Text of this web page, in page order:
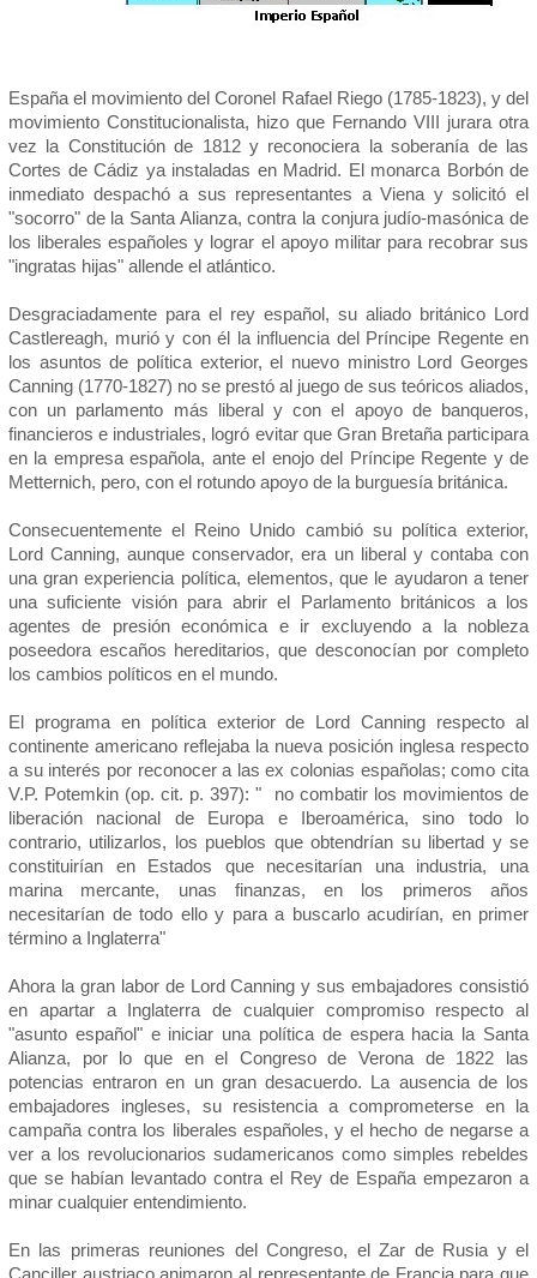
España el movimiento del Coronel Rafael Riego (1785-1823), y del
movimiento Constitucionalista, hizo que Fernando VIII jurara otra
vez la Constitución de 1812 y reconociera la soberanía de las
Cortes de Cádiz ya instaladas en Madrid. El monarca Borbón de
inmediato despachó a sus representantes a Viena y solicitó el
"socorro" de la Santa Alianza, contra la conjura judío-masónica de
los liberales españoles y lograr el apoyo militar para recobrar sus
"ingratas hijas" allende el atlántico.
Desgraciadamente para el rey español, su aliado británico Lord
Castlereagh, murió y con él la influencia del Príncipe Regente en
los asuntos de política exterior, el nuevo ministro Lord Georges
Canning (1770-1827) no se prestó al juego de sus teóricos aliados,
con un parlamento más liberal y con el apoyo de banqueros,
financieros e industriales, logró evitar que Gran Bretaña participara
en la empresa española, ante el enojo del Príncipe Regente y de
Metternich, pero, con el rotundo apoyo de la burguesía británica.
Consecuentemente el Reino Unido cambió su política exterior,
Lord Canning, aunque conservador, era un liberal y contaba con
una gran experiencia política, elementos, que le ayudaron a tener
una suficiente visión para abrir el Parlamento británicos a los
agentes de presión económica e ir excluyendo a la nobleza
poseedora escaños hereditarios, que desconocían por completo
los cambios políticos en el mundo.
El programa en política exterior de Lord Canning respecto al
continente americano reflejaba la nueva posición inglesa respecto
a su interés por reconocer a las ex colonias españolas; como cita
V.P. Potemkin (op. cit. p. 397): " no combatir los movimientos de
liberación nacional de Europa e Iberoamérica, sino todo lo
contrario, utilizarlos, los pueblos que obtendrían su libertad y se
constituirían en Estados que necesitarían una industria, una
marina mercante, unas finanzas, en los primeros años
necesitarían de todo ello y para a buscarlo acudirían, en primer
término a Inglaterra"
Ahora la gran labor de Lord Canning y sus embajadores consistió
en apartar a Inglaterra de cualquier compromiso respecto al
"asunto español" e iniciar una política de espera hacia la Santa
Alianza, por lo que en el Congreso de Verona de 1822 las
potencias entraron en un gran desacuerdo. La ausencia de los
embajadores ingleses, su resistencia a comprometerse en la
campaña contra los liberales españoles, y el hecho de negarse a
ver a los revolucionarios sudamericanos como simples rebeldes
que se habían levantado contra el Rey de España empezaron a
minar cualquier entendimiento.
En las primeras reuniones del Congreso, el Zar de Rusia y el
Canciller austriaco animaron al representante de Francia para que